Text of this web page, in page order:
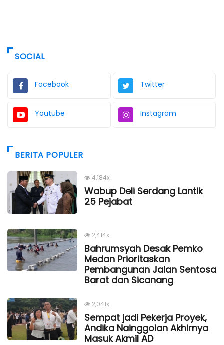
SOCIAL
Facebook Twitter
Youtube Instagram
BERITA POPULER
4,184x
Wabup Deli Serdang Lantik
25 Pejabat
2,414x
Bahrumsyah Desak Pemko
Medan Prioritaskan
Pembangunan Jalan Sentosa
Barat dan Sicanang
2,041x
Sempat jadi Pekerja Proyek,
Andika Nainggolan Akhirnya
Masuk Akmil AD